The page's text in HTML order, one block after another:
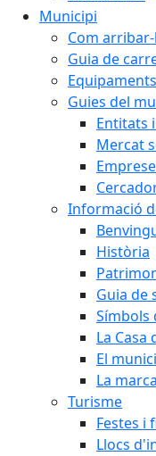
Municipi
Com
Guia de
Equipaments
Guies del
Entitats
Mercat
Informació
Història
Guia de
Símbols
La Casa
El
La
Turisme
Festes i
Llocs